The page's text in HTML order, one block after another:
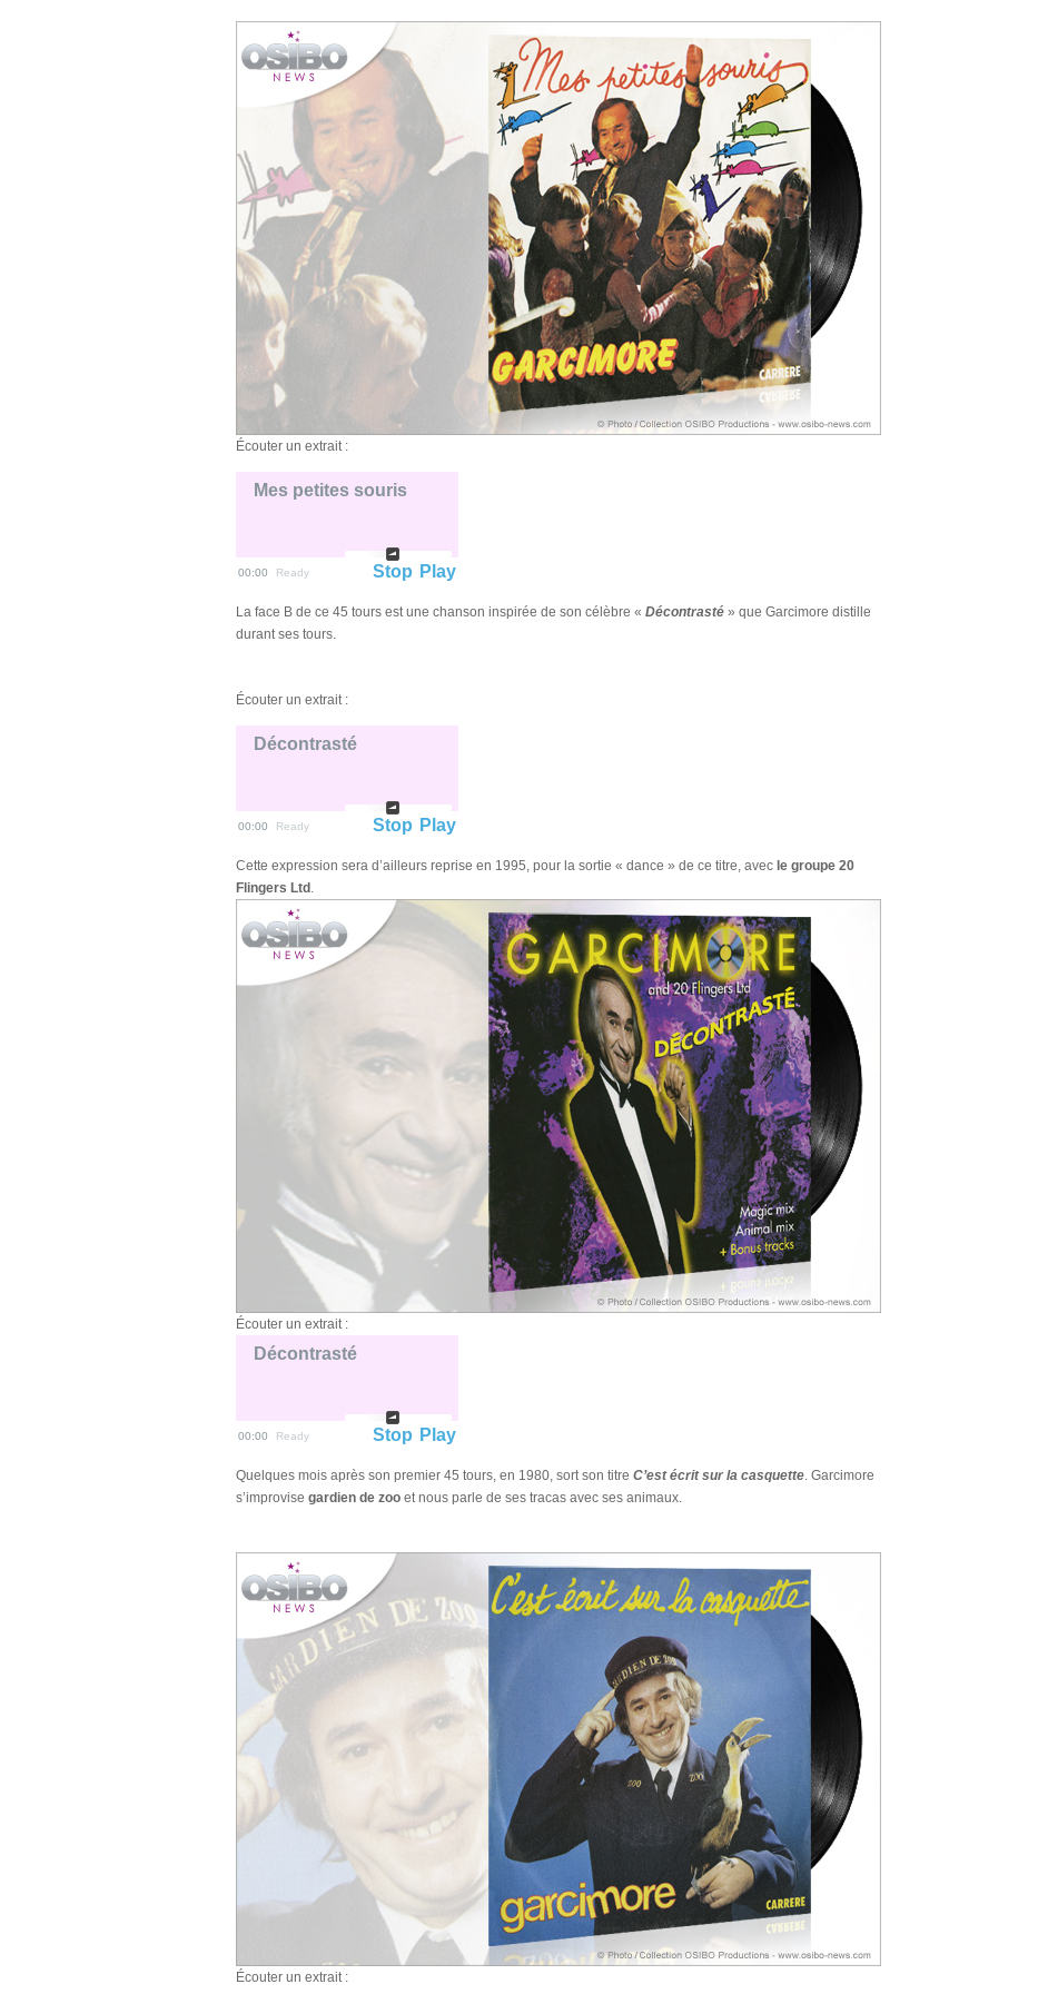
Écouter un extrait :
Mes petites souris
00:00 Ready Play
Stop
La face B de ce 45 tours est une chanson inspirée de son célèbre « Décontrasté » que Garcimore distille
durant ses tours.
Écouter un extrait :
Décontrasté
00:00 Ready Play
Stop
Cette expression sera d’ailleurs reprise en 1995, pour la sortie « dance » de ce titre, avec le groupe 20
Flingers Ltd .
Écouter un extrait :
Décontrasté
00:00 Ready Play
Stop
Quelques mois après son premier 45 tours, en 1980, sort son titre C’est écrit sur la casquette. Garcimore
s’improvise gardien de zoo et nous parle de ses tracas avec ses animaux.
Écouter un extrait :